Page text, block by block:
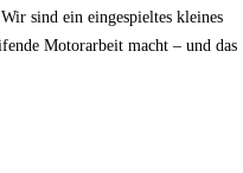
sind ein eingespieltes kleines
Motorarbeit macht – und das